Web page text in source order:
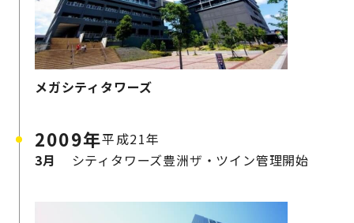
メガシティタワーズ
2009年平成21年
3月
シティタワーズ豊洲ザ・ツイン管理開始